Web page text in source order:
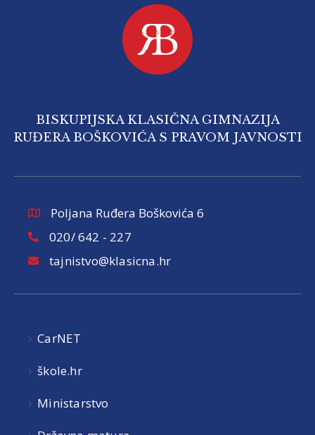
BISKUPIJSKA KLASIČNA GIMNAZIJA
RUĐERA BOŠKOVIĆA S PRAVOM JAVNOSTI
Poljana Ruđera Boškovića 6
020/ 642 - 227
tajnistvo@klasicna.hr
CarNET
škole.hr
Ministarstvo